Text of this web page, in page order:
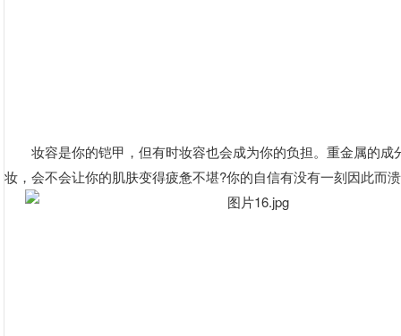
妆容是你的铠甲，但有时妆容也会成为你的负担。重金属的成
妆，会不会让你的肌肤变得疲惫不堪?你的自信有没有一刻因此而